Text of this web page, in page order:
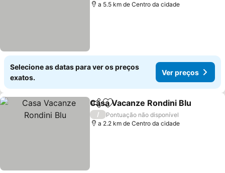
a 5.5 km de Centro da cidade
Selecione as datas para ver os preços
exatos.
Ver preços
PartilharAdicionar aos favoritos
Casa Vacanze Rondini Blu
/
Pontuação não disponível
a 2.2 km de Centro da cidade